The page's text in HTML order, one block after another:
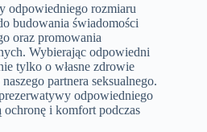
odpowiedniego rozmiaru
budowania świadomości
oraz promowania
Wybierając odpowiedni
tylko o własne zdrowie
partnera seksualnego.
odpowiedniego
i komfort podczas